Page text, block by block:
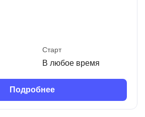
Старт
В любое время
Подробнее